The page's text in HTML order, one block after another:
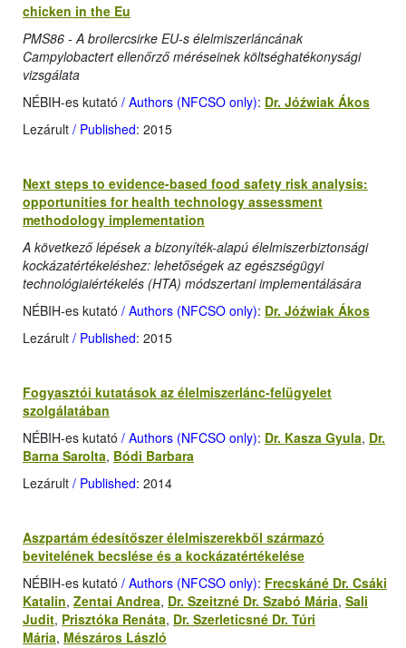
chicken in the Eu
PMS86 - A broilercsirke EU-s élelmiszerláncának
Campylobactert ellenőrző méréseinek költséghatékonysági
vizsgálata
NÉBIH-es kutató / Authors (NFCSO only): Dr. Jóźwiak Ákos
Lezárult / Published: 2015
Next steps to evidence-based food safety risk analysis:
opportunities for health technology assessment
methodology implementation
A következő lépések a bizonyíték-alapú élelmiszerbiztonsági
kockázatértékeléshez: lehetőségek az egészségügyi
technológiaiértékelés (HTA) módszertani implementálására
NÉBIH-es kutató / Authors (NFCSO only): Dr. Jóźwiak Ákos
Lezárult / Published: 2015
Fogyasztói kutatások az élelmiszerlánc-felügyelet
szolgálatában
NÉBIH-es kutató / Authors (NFCSO only): Dr. Kasza Gyula, Dr.
Barna Sarolta, Bódi Barbara
Lezárult / Published: 2014
Aszpartám édesítőszer élelmiszerekből származó
bevitelének becslése és a kockázatértékelése
NÉBIH-es kutató / Authors (NFCSO only): Frecskáné Dr. Csáki
Katalin, Zentai Andrea, Dr. Szeitzné Dr. Szabó Mária, Sali
Judit, Prisztóka Renáta, Dr. Szerleticsné Dr. Túri
Mária, Mészáros László